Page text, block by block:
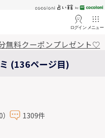
ログイン メニュー
無料クーポンプレゼント♡
(136ページ目)
1309件